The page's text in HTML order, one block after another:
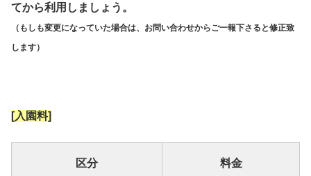
てから利用しましょう。
（もしも変更になっていた場合は、お問い合わせからご一報下さると修正致
します）
[入園料]
区分 料金